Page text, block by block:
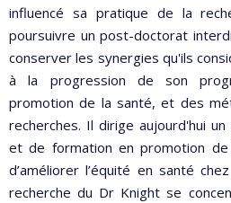
influencé sa pratique de la
poursuivre un post-doctorat
conserver les synergies qu'ils
à la progression de son
promotion de la santé, et des
recherches. Il dirige aujourd'hui
et de formation en promotion
d’améliorer l’équité en santé
recherche du Dr Knight se